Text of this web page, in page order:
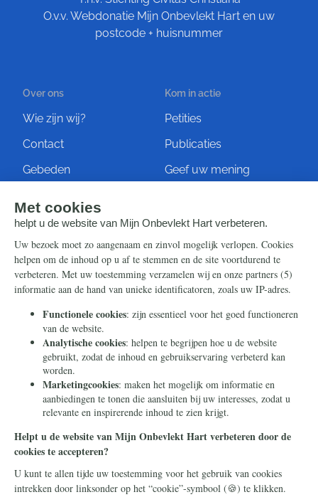
O.v.v. Webdonatie Mijn Onbevlekt Hart en uw
postcode + huisnummer
Over ons
Wie zijn wij?
Contact
Gebeden
Kom in actie
Petities
Publicaties
Geef uw mening
Steun ons
Nieuwsbrief
Eenmalig
Maandelijks
Periodiek
Nalaten
Zelf overschrijven
Info
Contact
Ontvang onze Telegram-
berichten
© 2026 Stichting Civitas Christiana
Cookieverklaring